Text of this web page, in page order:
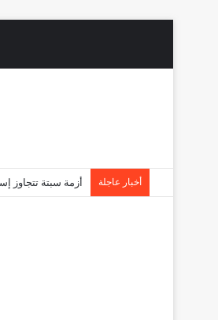
أخبار عاجلة أزمة سبتة تتجاوز